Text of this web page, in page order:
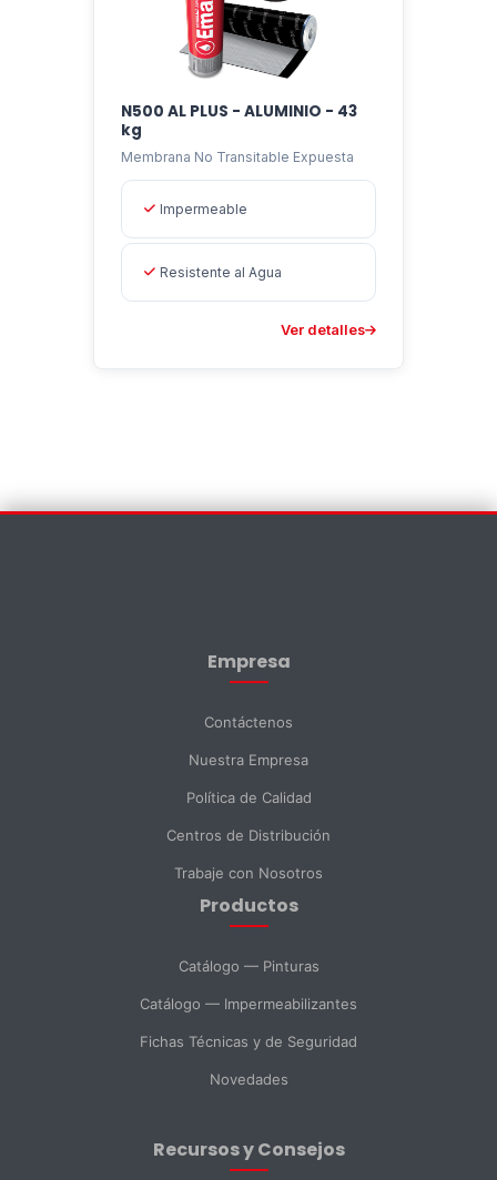
N500 AL PLUS - ALUMINIO - 43
kg
Membrana No Transitable Expuesta
Impermeable
Resistente al Agua
Ver detalles
Empresa
Contáctenos
Nuestra Empresa
Política de Calidad
Centros de Distribución
Trabaje con Nosotros
Productos
Catálogo — Pinturas
Catálogo — Impermeabilizantes
Fichas Técnicas y de Seguridad
Novedades
Recursos y Consejos